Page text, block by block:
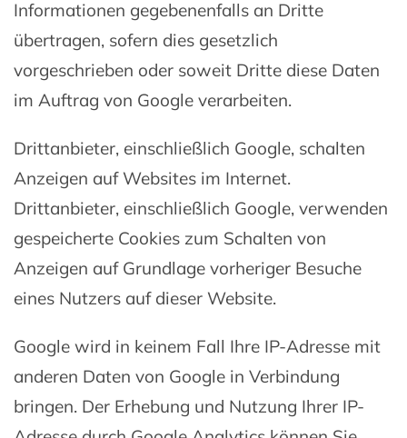
Informationen gegebenenfalls an Dritte
übertragen, sofern dies gesetzlich
vorgeschrieben oder soweit Dritte diese Daten
im Auftrag von Google verarbeiten.
Drittanbieter, einschließlich Google, schalten
Anzeigen auf Websites im Internet.
Drittanbieter, einschließlich Google, verwenden
gespeicherte Cookies zum Schalten von
Anzeigen auf Grundlage vorheriger Besuche
eines Nutzers auf dieser Website.
Google wird in keinem Fall Ihre IP-Adresse mit
anderen Daten von Google in Verbindung
bringen. Der Erhebung und Nutzung Ihrer IP-